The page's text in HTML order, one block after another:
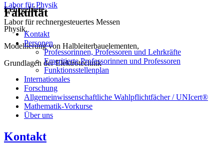
Lehrgebiete
Physik,
Modellierung von Halbleiterbauelementen,
Grundlagen der Elektrotechnik
Labor für Physik
Labor für rechnergesteuertes Messen
Fakultät
Kontakt
Personen
Professorinnen, Professoren und Lehrkräfte
Emeritierte Professorinnen und Professoren
Funktionsstellenplan
Internationales
Forschung
Allgemeinwissenschaftliche Wahlpflichtfächer / UNIcert®
Mathematik-Vorkurse
Über uns
Kontakt